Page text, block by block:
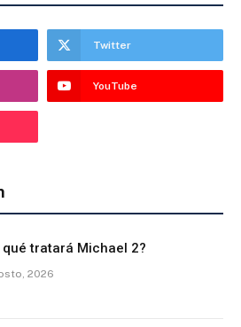
Twitter
YouTube
qué tratará Michael 2?
2026